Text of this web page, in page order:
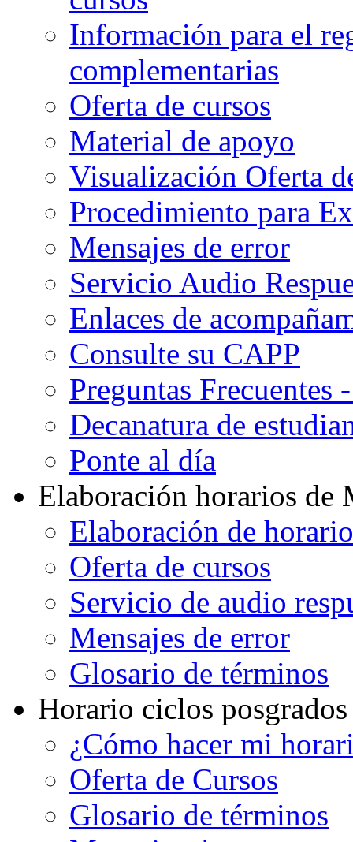
Información para el
complementarias
Oferta de cursos
Material de apoyo
Visualización Oferta
Procedimiento para
Mensajes de error
Servicio Audio
Enlaces de
Consulte su CAPP
Preguntas Frecuentes
Decanatura de
Ponte al día
Elaboración horarios de
Elaboración de
Oferta de cursos
Servicio de audio
Mensajes de error
Glosario de términos
Horario ciclos posgrados
¿Cómo hacer mi
Oferta de Cursos
Glosario de términos